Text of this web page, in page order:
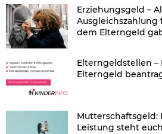
Erziehungsgeld –
Ausgleichszahlung
dem Elterngeld
Elterngeldstellen
Elterngeld
Mutterschaftsgeld:
Leistung steht